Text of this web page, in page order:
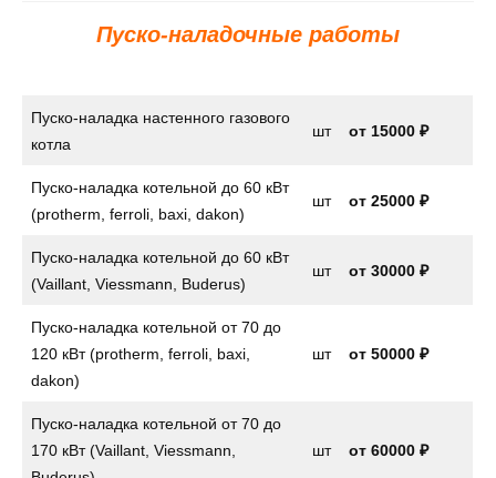
Пуско-наладочные работы
Пуско-наладка настенного газового
котла
шт от 15000 ₽
Пуско-наладка котельной до 60 кВт
(protherm, ferroli, baxi, dakon)
шт от 25000 ₽
Пуско-наладка котельной до 60 кВт
(Vaillant, Viessmann, Buderus)
шт от 30000 ₽
Пуско-наладка котельной от 70 до
120 кВт (protherm, ferroli, baxi,
dakon)
шт от 50000 ₽
Пуско-наладка котельной от 70 до
170 кВт (Vaillant, Viessmann,
шт от 60000 ₽